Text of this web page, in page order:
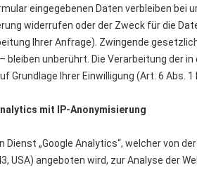
eingegebenen Daten verbleiben bei
widerrufen oder der Zweck für die
Ihrer Anfrage). Zwingende
unberührt. Die Verarbeitung der
Ihrer Einwilligung (Art. 6 Abs. 1
mit IP-Anonymisierung
Dienst „Google Analytics“, welcher von
USA) angeboten wird, zur Analyse der